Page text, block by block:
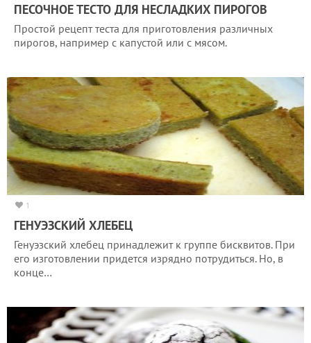
ПЕСОЧНОЕ ТЕСТО ДЛЯ НЕСЛАДКИХ ПИРОГОВ
Простой рецепт теста для приготовления различных
пирогов, например с капустой или с мясом.
1
ГЕНУЭЗСКИЙ ХЛЕБЕЦ
Генуэзский хлебец принадлежит к группе бисквитов. При
его изготовлении придется изрядно потрудиться. Но, в
конце…